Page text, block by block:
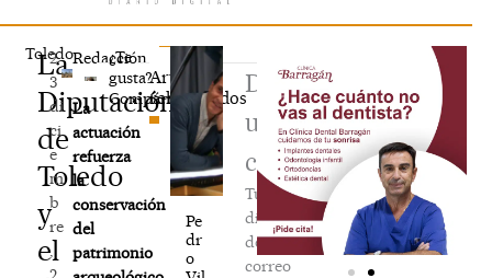
Toledo
La
Diputación
de
Toledo
y
el
2
3
di
ci
e
m
b
re
,
Redacción
La
actuación
refuerza
la
conservación
del
patrimonio
¿Te
gusta?
Compártelo
Artículos
relacionados
Pe
dr
o
Deja
un
comentario
Tu
dirección
de
correo